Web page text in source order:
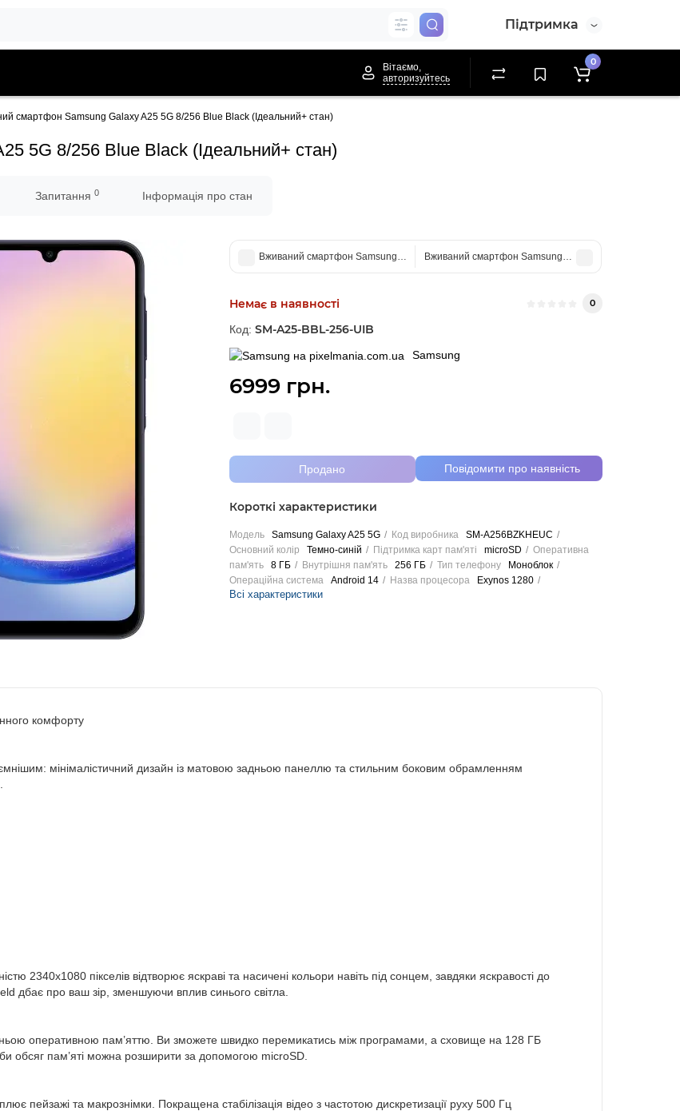
Підтримка
Вітаємо,
авторизуйтесь
0
смартфон Samsung Galaxy A25 5G 8/256 Blue Black (Ідеальний+ стан)
5G 8/256 Blue Black (Ідеальний+ стан)
Запитання 0 Інформація про стан
Вживаний смартфон Samsung Galaxy A25 5G 8/256 Blue (Хороший+ стан)
Вживаний смартфон Samsung Galaxy M34 5G (M346) 8/
Немає в наявності 0
Код: SM-A25-BBL-256-UIB
Samsung
6999 грн.
Продано Повідомити про наявність
Короткі характеристики
Модель Samsung Galaxy A25 5G Код виробника
SM-A256BZKHEUC
Основний колір
Темно-синій Підтримка карт пам'яті microSD
Оперативна
пам'ять
8 ГБ Внутрішня пам'ять 256 ГБ Тип телефону
Моноблок
Операційна система
Android 14 Назва процесора Exynos 1280
Всі характеристики
комфорту
мінімалістичний дизайн із матовою задньою панеллю та стильним боковим обрамленням
2340х1080 пікселів відтворює яскраві та насичені кольори навіть під сонцем, завдяки яскравості до
дбає про ваш зір, зменшуючи вплив синього світла.
оперативною пам’яттю. Ви зможете швидко перемикатись між програмами, а сховище на 128 ГБ
обсяг пам’яті можна розширити за допомогою microSD.
пейзажі та макрознімки. Покращена стабілізація відео з частотою дискретизації руху 500 Гц